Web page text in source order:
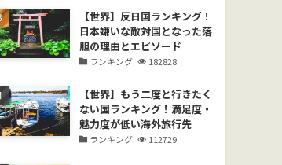
【世界】反日国ランキング！
日本嫌いな敵対国となった落
胆の理由とエピソード
ランキング 182828
【世界】もう二度と行きたく
ない国ランキング！満足度・
魅力度が低い海外旅行先
ランキング 112729